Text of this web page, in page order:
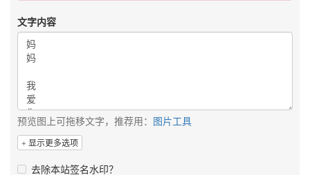
文字内容
预览图上可拖移文字，推荐用： 图片工具
显示更多选项
去除本站签名水印？